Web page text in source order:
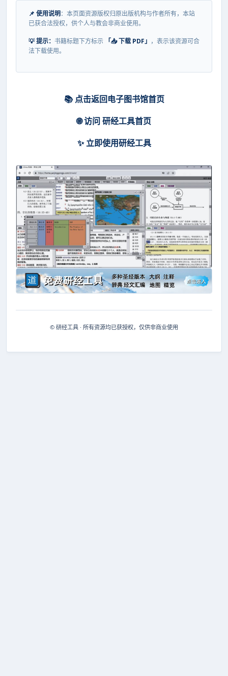
📌 使用说明：本页面资源版权归原出版机构与作者所有，本站
已获合法授权，供个人与教会非商业使用。
💡 提示： 书籍标题下方标示 「📥 下载 PDF」 ，表示该资源可合
法下载使用。
📚 点击返回电子图书馆首页
🌐 访问 研经工具首页
✨ 立即使用研经工具
© 研经工具 · 所有资源均已获授权，仅供非商业使用